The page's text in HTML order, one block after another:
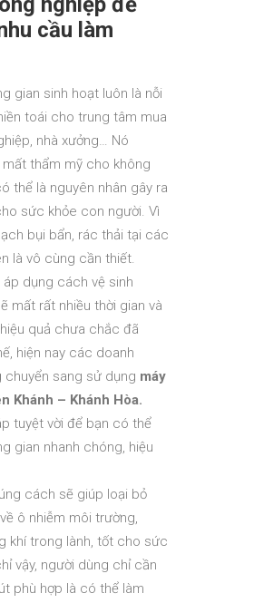
cầu làm
gian sinh hoạt luôn là nỗi
toái cho trung tâm mua
nhà xưởng… Nó
thẩm mỹ cho không
thể là nguyên nhân gây ra
sức khỏe con người. Vì
bụi bẩn, rác thải tại các
là vô cùng cần thiết.
áp dụng cách vệ sinh
mất rất nhiều thời gian và
quả chưa chắc đã
hiện nay các doanh
chuyển sang sử dụng máy
Khánh – Khánh Hòa.
tuyệt vời để bạn có thể
gian nhanh chóng, hiệu
cách sẽ giúp loại bỏ
ô nhiễm môi trường,
khí trong lành, tốt cho sức
vậy, người dùng chỉ cần
phù hợp là có thể làm